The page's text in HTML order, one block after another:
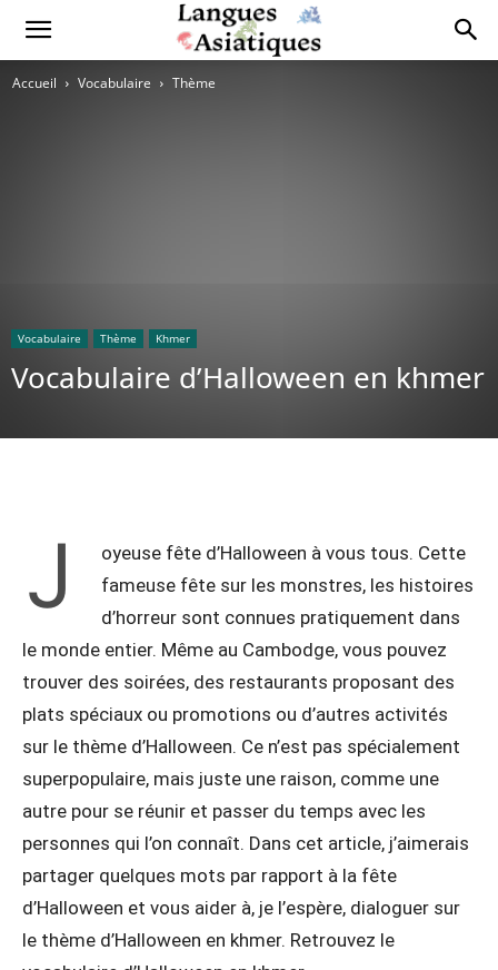
Accueil Vocabulaire Thème
Vocabulaire Thème Khmer
Vocabulaire d’Halloween en khmer
J
oyeuse fête d’Halloween à vous tous. Cette
fameuse fête sur les monstres, les histoires
d’horreur sont connues pratiquement dans
le monde entier. Même au Cambodge, vous pouvez
trouver des soirées, des restaurants proposant des
plats spéciaux ou promotions ou d’autres activités
sur le thème d’Halloween. Ce n’est pas spécialement
superpopulaire, mais juste une raison, comme une
autre pour se réunir et passer du temps avec les
personnes qui l’on connaît. Dans cet article, j’aimerais
partager quelques mots par rapport à la fête
d’Halloween et vous aider à, je l’espère, dialoguer sur
le thème d’Halloween en khmer. Retrouvez le